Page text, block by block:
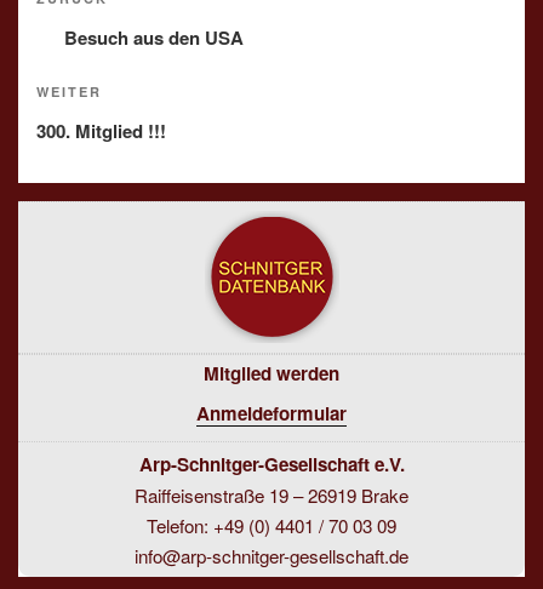
Beitrag
Besuch aus den USA
Nächster
Beitrag
WEITER
300. Mitglied !!!
Mitglied werden
Anmeldeformular
Arp-Schnitger-Gesellschaft e.V.
Raiffeisenstraße 19 – 26919 Brake
Telefon: +49 (0) 4401 / 70 03 09
info@arp-schnitger-gesellschaft.de